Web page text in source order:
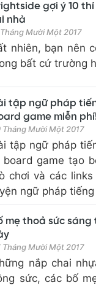
gợi ý 10
nhà
Tháng Mười Một 2017
nhiên, bạn nên
bất cứ trường
tập ngữ pháp
game miễn
Tháng Mười Một 2017
tập ngữ pháp
board game tạo
chơi và các
ngữ pháp
mẹ thoả sức
Tháng Mười Một 2017
nắp chai
sức, các bố